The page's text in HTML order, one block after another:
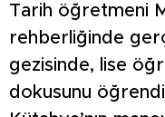
Tarih öğretmeni
rehberliğinde
gezisinde, lise
dokusunu